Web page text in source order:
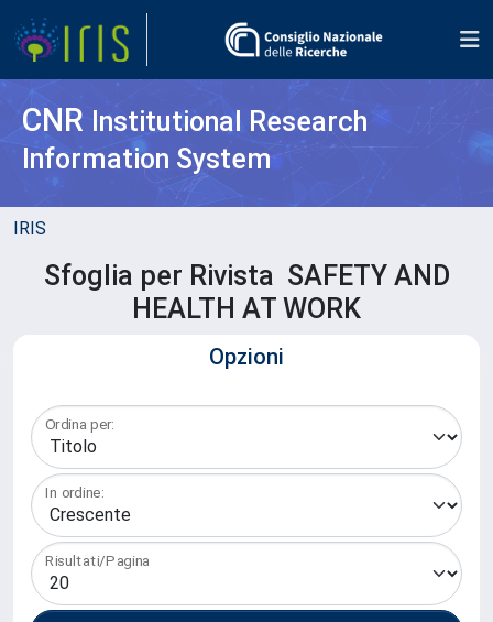
CNR Institutional Research
Information System
IRIS
Sfoglia per Rivista SAFETY AND
HEALTH AT WORK
Opzioni
Ordina per:
In ordine:
Risultati/Pagina